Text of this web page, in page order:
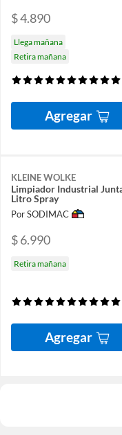
$ 4.890
Llega mañana
Retira mañana
Agregar
KLEINE WOLKE
Limpiador Industrial
Litro Spray
Por SODIMAC
$ 6.990
Retira mañana
Agregar